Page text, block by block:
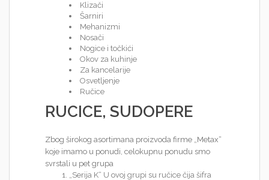
Klizači
Šarniri
Mehanizmi
Nosači
Nogice i točkići
Okov za kuhinje
Za kancelarije
Osvetljenje
Ručice
RUCICE, SUDOPERE
Zbog širokog asortimana proizvoda firme „Metax“
koje imamo u ponudi, celokupnu ponudu smo
svrstali u pet grupa
„Serija K“ U ovoj grupi su ručice čija šifra